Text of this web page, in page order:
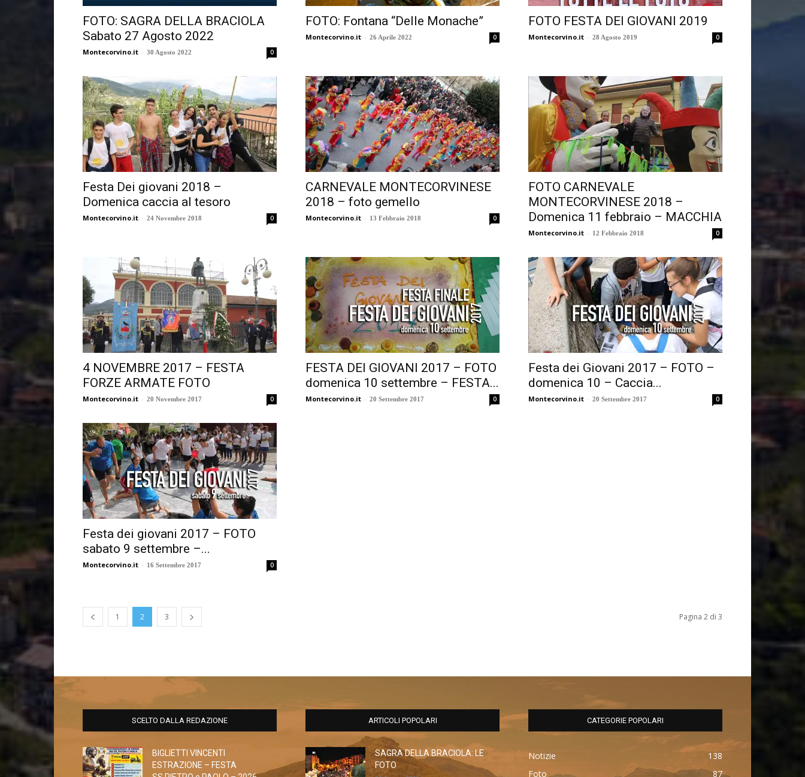
FOTO: SAGRA DELLA BRACIOLA
Sabato 27 Agosto 2022
Montecorvino.it - 30 Agosto 2022 0
FOTO: Fontana “Delle Monache”
Montecorvino.it - 26 Aprile 2022 0
FOTO FESTA DEI GIOVANI 2019
Montecorvino.it - 28 Agosto 2019 0
Festa Dei giovani 2018 –
Domenica caccia al tesoro
Montecorvino.it - 24 Novembre 2018 0
CARNEVALE MONTECORVINESE
2018 – foto gemello
Montecorvino.it - 13 Febbraio 2018 0
FOTO CARNEVALE
MONTECORVINESE 2018 –
Domenica 11 febbraio – MACCHIA
Montecorvino.it - 12 Febbraio 2018 0
4 NOVEMBRE 2017 – FESTA
FORZE ARMATE FOTO
Montecorvino.it - 20 Novembre 2017 0
FESTA DEI GIOVANI 2017 – FOTO
domenica 10 settembre – FESTA...
Montecorvino.it - 20 Settembre 2017 0
Festa dei Giovani 2017 – FOTO –
domenica 10 – Caccia...
Montecorvino.it - 20 Settembre 2017 0
Festa dei giovani 2017 – FOTO
sabato 9 settembre –...
Montecorvino.it - 16 Settembre 2017 0
1 2 3 Pagina 2 di 3
SCELTO DALLA REDAZIONE
BIGLIETTI VINCENTI
ESTRAZIONE – FESTA
ARTICOLI POPOLARI
SAGRA DELLA BRACIOLA: LE
FOTO
CATEGORIE POPOLARI
Notizie
138
Foto
87